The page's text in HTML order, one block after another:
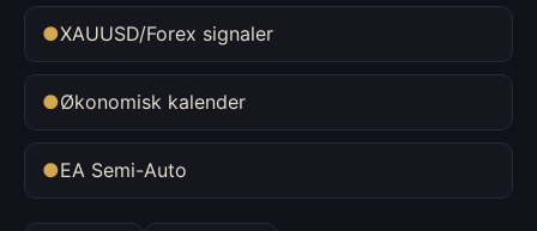
●XAUUSD/Forex signaler
●Økonomisk kalender
●EA Semi-Auto